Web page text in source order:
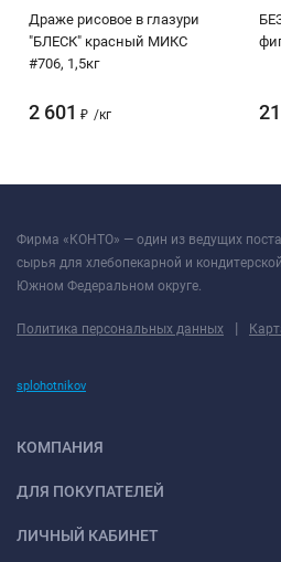
Драже рисовое в глазури
"БЛЕСК" красный МИКС
#706, 1,5кг
2 601 ₽ /кг
Фирма «КОНТО» — один из ведущих
сырья для хлебопекарной и
Южном Федеральном округе.
Политика персональных данных |
splohotnikov
КОМПАНИЯ
ДЛЯ ПОКУПАТЕЛЕЙ
ЛИЧНЫЙ КАБИНЕТ